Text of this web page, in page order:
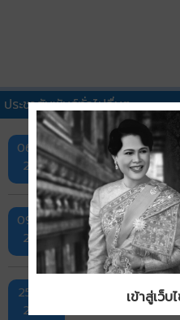
ประชาสัมพันธ์ทั่วไปอื่นๆ
06 ส.ค.
2569
แผนพัฒนาการประ
09 ก.ค.
2569
ประชาสัมพันธ์ การส
ประจำปี 2570
25 มิ.ย.
2569
ประชาสัมพันธ์การป
เด่นแห่งชาติ ประจำ
เข้าสู่เว็บ